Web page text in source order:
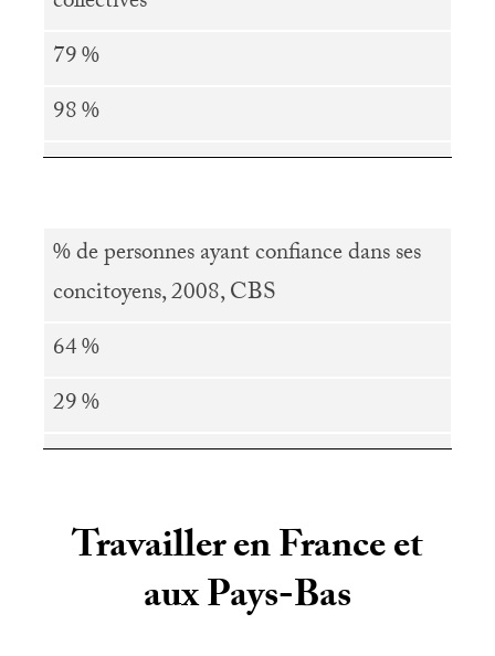
79%
98%
% de personnes ayant confiance dans ses
concitoyens, 2008,CBS
64%
29%
Travailler en France et
aux Pays-Bas